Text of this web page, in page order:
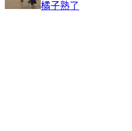
橘子熟了